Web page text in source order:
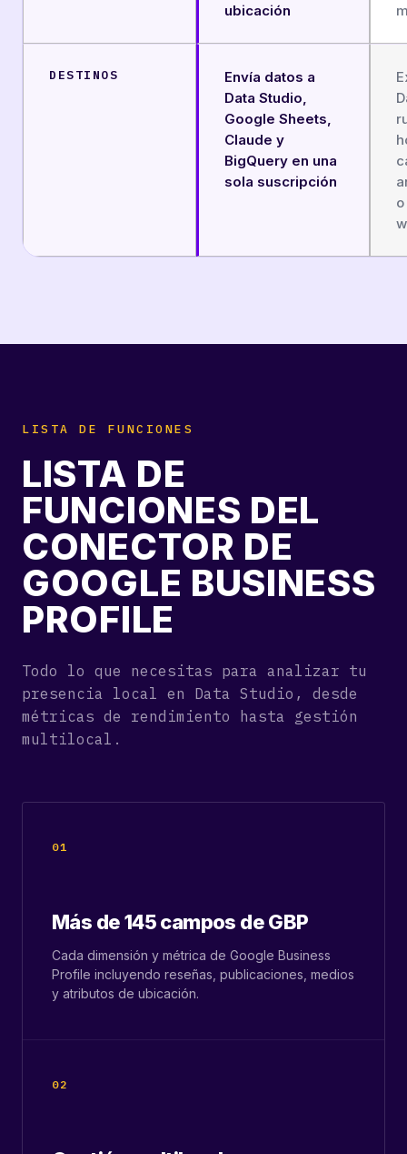
ubicación
DESTINOS
Envía datos a
Data Studio,
Google Sheets,
Claude y
BigQuery en una
sola suscripción
LISTA DE FUNCIONES
LISTA DE
FUNCIONES DEL
CONECTOR DE
GOOGLE BUSINESS
PROFILE
Todo lo que necesitas para analizar tu
presencia local en Data Studio, desde
métricas de rendimiento hasta gestión
multilocal.
01
Más de 145 campos de GBP
Cada dimensión y métrica de Google Business
Profile incluyendo reseñas, publicaciones, medios
y atributos de ubicación.
02